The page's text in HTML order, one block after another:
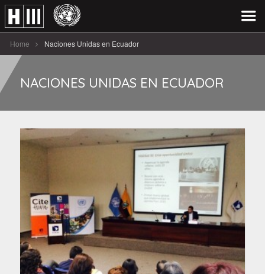
Home Naciones Unidas en Ecuador
NACIONES UNIDAS EN ECUADOR